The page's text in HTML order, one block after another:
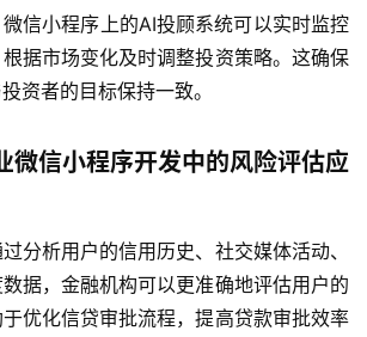
信小程序上的AI投顾系统可以实时监控
据市场变化及时调整投资策略。这确保
资者的目标保持一致。
微信小程序开发中的风险评估应
过分析用户的信用历史、社交媒体活动、
据，金融机构可以更准确地评估用户的
优化信贷审批流程，提高贷款审批效率